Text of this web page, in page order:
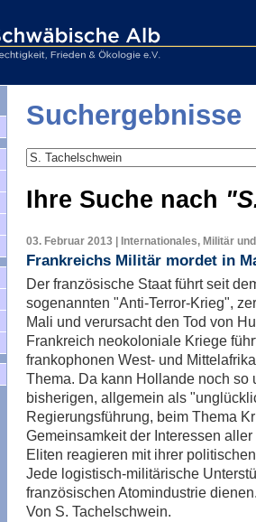
Suchergebnisse
Ihre Suche nach
03. Februar 2013 | Internationales, Militär
Frankreichs Militär mordet in
Der französische Staat führt seit
sogenannten "Anti-Terror-Krieg",
Mali und verursacht den Tod von
Frankreich neokoloniale Kriege
frankophonen West- und
Thema. Da kann Hollande noch so
bisherigen, allgemein als
Regierungsführung, beim Thema
Gemeinsamkeit der Interessen
Eliten reagieren mit ihrer
Jede logistisch-militärische
französischen Atomindustrie
Von S. Tachelschwein.